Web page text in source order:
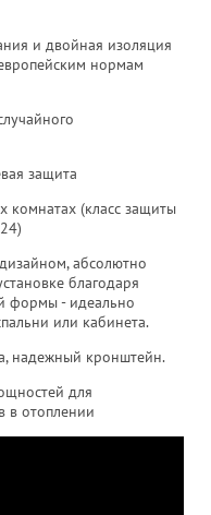
и двойная изоляция
нормам
защита
комнатах (класс защиты
абсолютно
благодаря
формы - идеально
или кабинета.
надежный кронштейн.
для
в отоплении